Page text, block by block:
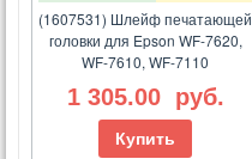
(1607531) Шлейф печатающей
головки для Epson WF-7620,
WF-7610, WF-7110
1 305.00 руб.
Купить